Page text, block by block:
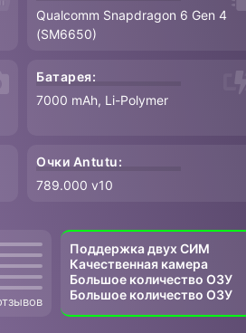
Qualcomm Snapdragon 6 Gen 4
(SM6650)
Батарея:
7000 mAh, Li-Polymer
Очки Antutu:
789.000 v10
Поддержка двух СИМ
Качественная камера
Большое количество ОЗУ
Большое количество ОЗУ